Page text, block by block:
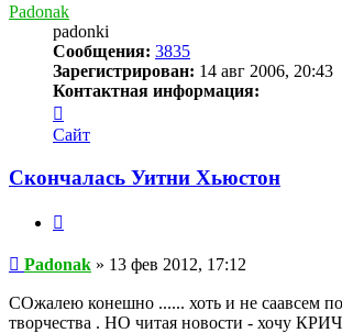
Padonak
padonki
Сообщения: 3835
Зарегистрирован: 14 авг 2006, 20:43
Контактная информация:
информация
пользователя
Сайт
Скончалась Уитни Хьюстон
Сообщение
Padonak » 13 фев 2012, 17:12
СОжалею конешно ...... хоть и не саавсем
творчества . НО читая новости - хочу